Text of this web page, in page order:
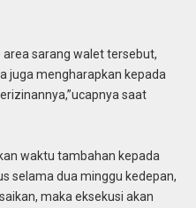
area sarang walet tersebut,
juga mengharapkan kepada
saat
waktu tambahan kepada
selama dua minggu kedepan,
maka eksekusi akan